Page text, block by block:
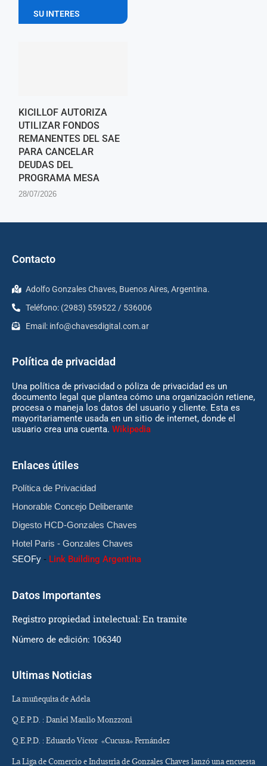
SU INTERES
KICILLOF AUTORIZA
UTILIZAR FONDOS
REMANENTES DEL SAE
PARA CANCELAR
DEUDAS DEL
PROGRAMA MESA
28/07/2026
Contacto
Adolfo Gonzales Chaves, Buenos Aires, Argentina.
Teléfono: (2983) 559522 / 536006
Email: info@chavesdigital.com.ar
Política de privacidad
Una política de privacidad o póliza de privacidad es un
documento legal que plantea cómo una organización retiene,
procesa o maneja los datos del usuario y cliente. Esta es
mayoritariamente usada en un sitio de internet, donde el
usuario crea una cuenta. Wikipedia
Enlaces útiles
Política de Privacidad
Honorable Concejo Deliberante
Digesto HCD-Gonzales Chaves
Hotel Paris - Gonzales Chaves
SEOFy - Link Building Argentina
Datos Importantes
Registro propiedad intelectual: En tramite
Número de edición: 106340
Ultimas Noticias
La muñequita de Adela
Q.E.P.D. : Daniel Manlio Monzzoni
Q.E.P.D. : Eduardo Víctor «Cucusa» Fernández
La Liga de Comercio e Industria de Gonzales Chaves lanzó una encuesta